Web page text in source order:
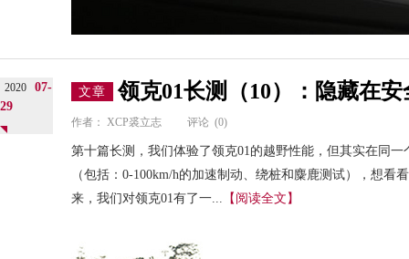
2020
07-
29
文章 领克01长测（10）：隐藏在
作者： XCP裘立志 评论 (0)
第十篇长测，我们体验了领克01的越野性能，但其实在同
（包括：0-100km/h的加速制动、绕桩和麋鹿测试），想看
来，我们对领克01有了一... 【阅读全文】